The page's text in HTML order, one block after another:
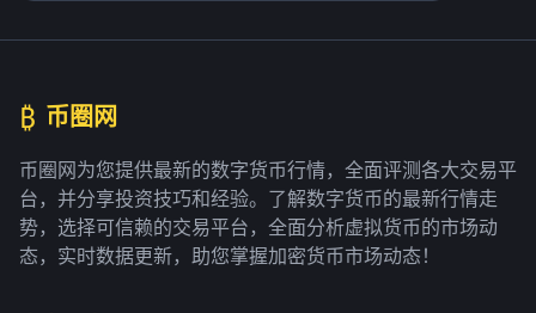
₿ 币圈网
币圈网为您提供最新的数字货币行情，全面评测各大交易平
台，并分享投资技巧和经验。了解数字货币的最新行情走
势，选择可信赖的交易平台，全面分析虚拟货币的市场动
态，实时数据更新，助您掌握加密货币市场动态！